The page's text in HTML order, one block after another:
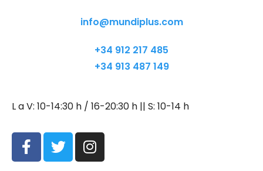
info@mundiplus.com
+34 912 217 485
+34 913 487 149
L a V: 10-14:30 h / 16-20:30 h || S: 10-14 h